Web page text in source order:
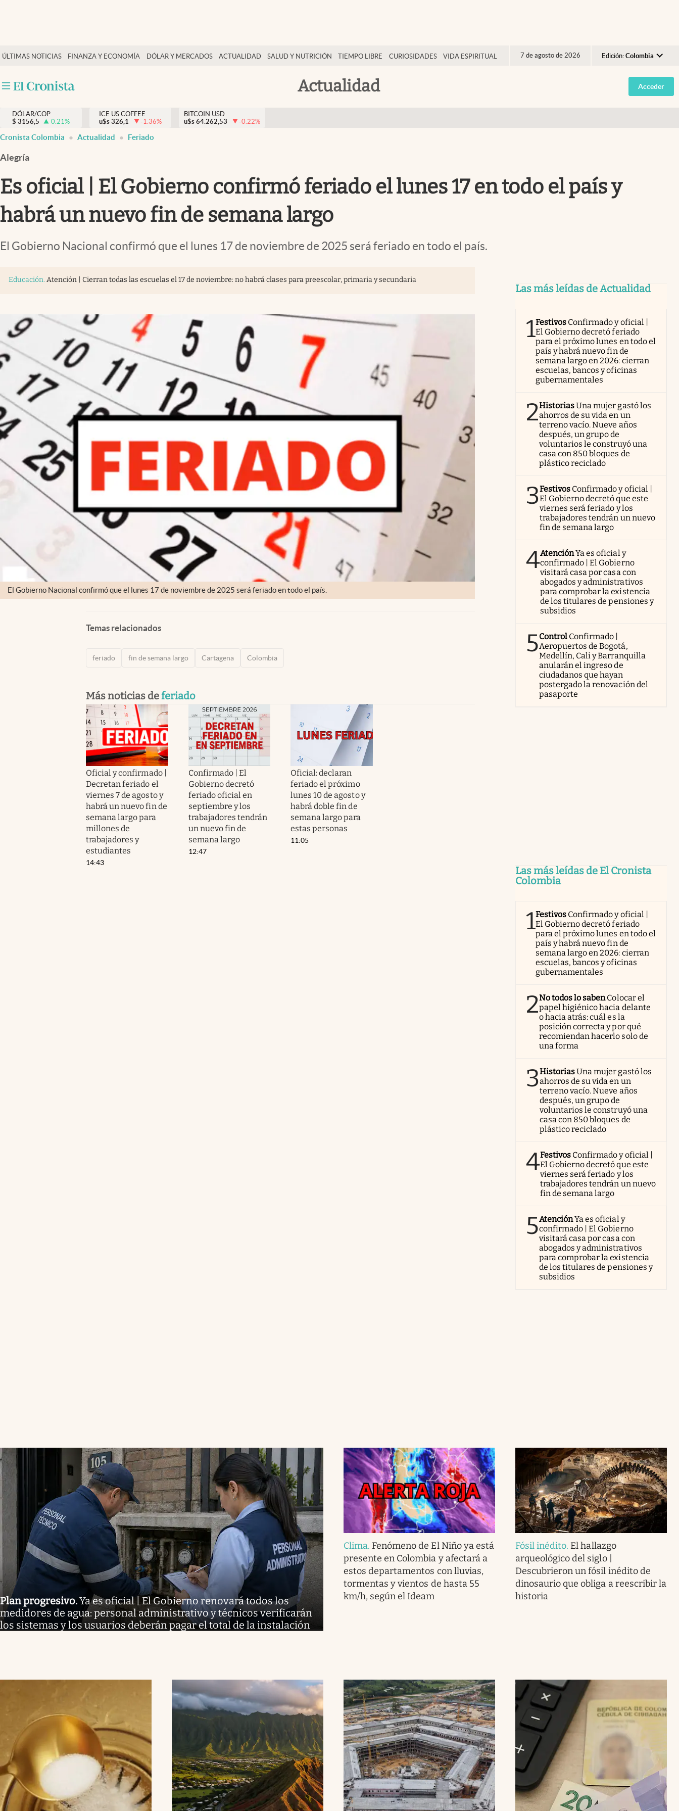
ÚLTIMAS NOTICIAS FINANZA Y ECONOMÍA DÓLAR Y MERCADOS ACTUALIDAD SALUD Y NUTRICIÓN TIEMPO LIBRE CURIOSIDADES VIDA ESPIRITUAL 7 de agosto de 2026 Edición: Colombia
Argentina
España
Actualidad
Salud y nutrición
Tiempo libre
Dólar y mercados
Curiosidades
Acceder
DÓLAR/COP
$ 3156,5 0.21%
ICE US COFFEE
u$s 326,1 -1.36%
BITCOIN USD
u$s 64.262,53 -0.22%
Cronista Colombia Actualidad Feriado
Alegría
Es oficial | El Gobierno confirmó feriado el lunes 17 en todo el país y
habrá un nuevo fin de semana largo
El Gobierno Nacional confirmó que el lunes 17 de noviembre de 2025 será feriado en todo el país.
Educación. Atención | Cierran todas las escuelas el 17 de noviembre: no habrá clases para preescolar, primaria y secundaria
El Gobierno Nacional confirmó que el lunes 17 de noviembre de 2025 será feriado en todo el país.
Temas relacionados
feriado fin de semana largo Cartagena Colombia
Más noticias deferiado
Oficial y confirmado |
Decretan feriado el
viernes 7 de agosto y
habrá un nuevo fin de
semana largo para
millones de
trabajadores y
estudiantes
14:43
Confirmado | El
Gobierno decretó
feriado oficial en
septiembre y los
trabajadores tendrán
un nuevo fin de
semana largo
12:47
Oficial: declaran
feriado el próximo
lunes 10 de agosto y
habrá doble fin de
semana largo para
estas personas
11:05
Las más leídas de Actualidad
1Festivos Confirmado y oficial |
El Gobierno decretó feriado
para el próximo lunes en todo el
país y habrá nuevo fin de
semana largo en 2026: cierran
escuelas, bancos y oficinas
gubernamentales
2HistoriasUna mujer gastó los
ahorros de su vida en un
terreno vacío. Nueve años
después, un grupo de
voluntarios le construyó una
casa con 850 bloques de
plástico reciclado
3Festivos Confirmado y oficial |
El Gobierno decretó que este
viernes será feriado y los
trabajadores tendrán un nuevo
fin de semana largo
4AtenciónYa es oficial y
confirmado | El Gobierno
visitará casa por casa con
abogados y administrativos
para comprobar la existencia
de los titulares de pensiones y
subsidios
5Control Confirmado |
Aeropuertos de Bogotá,
Medellín, Cali y Barranquilla
anularán el ingreso de
ciudadanos que hayan
postergado la renovación del
pasaporte
Las más leídas de El Cronista
Colombia
1Festivos Confirmado y oficial |
El Gobierno decretó feriado
para el próximo lunes en todo el
país y habrá nuevo fin de
semana largo en 2026: cierran
escuelas, bancos y oficinas
gubernamentales
2No todos lo sabenColocar el
papel higiénico hacia delante
o hacia atrás: cuál es la
posición correcta y por qué
recomiendan hacerlo solo de
una forma
3HistoriasUna mujer gastó los
ahorros de su vida en un
terreno vacío. Nueve años
después, un grupo de
voluntarios le construyó una
casa con 850 bloques de
plástico reciclado
4Festivos Confirmado y oficial |
El Gobierno decretó que este
viernes será feriado y los
trabajadores tendrán un nuevo
fin de semana largo
5AtenciónYa es oficial y
confirmado | El Gobierno
visitará casa por casa con
abogados y administrativos
para comprobar la existencia
de los titulares de pensiones y
subsidios
Plan progresivo.Ya es oficial | El Gobierno renovará todos los
medidores de agua: personal administrativo y técnicos verificarán
los sistemas y los usuarios deberán pagar el total de la instalación
Clima. Fenómeno de El Niño ya está
presente en Colombia y afectará a
estos departamentos con lluvias,
tormentas y vientos de hasta 55
km/h, según el Ideam
Fósil inédito. El hallazgo
arqueológico del siglo |
Descubrieron un fósil inédito de
dinosaurio que obliga a reescribir la
historia